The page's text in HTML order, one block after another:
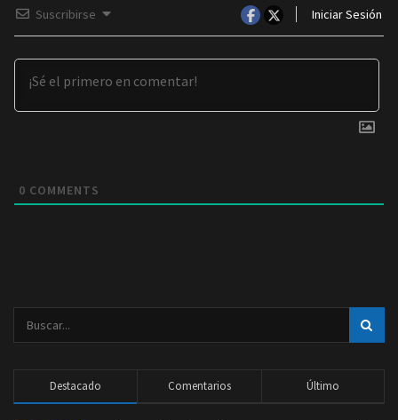
Suscribirse Iniciar Sesión
0 COMMENTS
Destacado Comentarios Último